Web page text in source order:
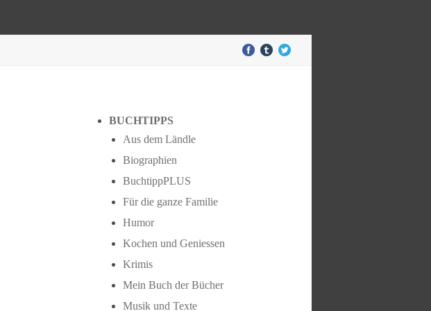
BUCHTIPPS
Aus dem Ländle
Biographien
BuchtippPLUS
Für die ganze Familie
Humor
Kochen und Geniessen
Krimis
Mein Buch der Bücher
Musik und Texte